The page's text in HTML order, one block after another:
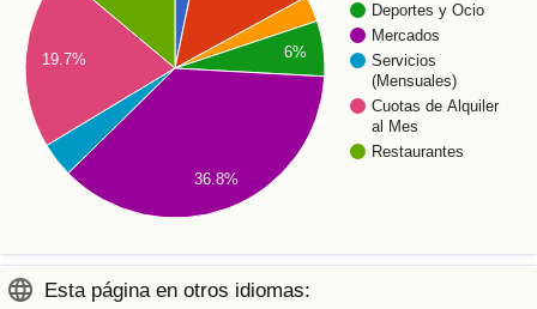
Deportes y Ocio
Mercados
Servicios
(Mensuales)
Cuotas de Alquiler
al Mes
Restaurantes
6%
19.7%
36.8%
Esta página en otros idiomas: